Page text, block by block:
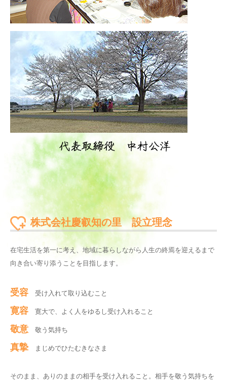
株式会社慶叡知の里 設立理念
在宅生活を第一に考え、地域に暮らしながら人生の終焉を迎えるまで
向き合い寄り添うことを目指します。
受容 受け入れて取り込むこと
寛容 寛大で、よく人をゆるし受け入れること
敬意 敬う気持ち
真摯 まじめでひたむきなさま
そのまま、ありのままの相手を受け入れること。相手を敬う気持ちを